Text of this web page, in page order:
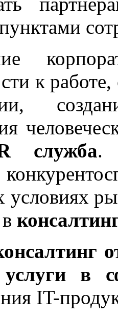
к
служба.
условиях
услуги в
IT-